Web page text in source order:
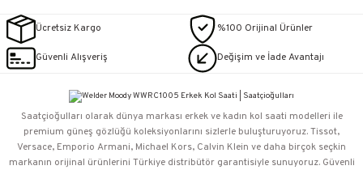
Ücretsiz Kargo %100 Orijinal Ürünler
Güvenli Alışveriş Değişim ve İade Avantajı
Saatçioğulları⁠ olarak dünya markası erkek ve kadın kol saati modelleri ile
premium güneş gözlüğü koleksiyonlarını sizlerle buluşturuyoruz. Tissot,
Versace, Emporio Armani, Michael Kors, Calvin Klein ve daha birçok seçkin
markanın orijinal ürünlerini Türkiye distribütör garantisiyle sunuyoruz. Güvenli